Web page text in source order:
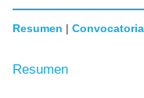
Resumen | Convocatoria
Resumen